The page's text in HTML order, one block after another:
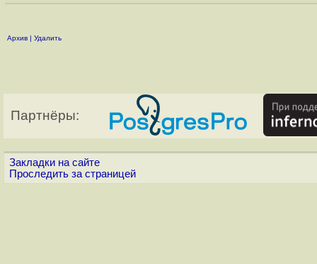
Архив | Удалить
Партнёры:
Закладки на сайте
Проследить за страницей